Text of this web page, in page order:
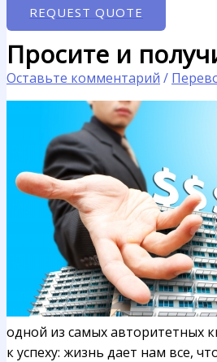
REQUEST QUOTE
Просите и
Оставьте комментарий /
одной из самых авторитетных
к успеху: жизнь дает нам все,